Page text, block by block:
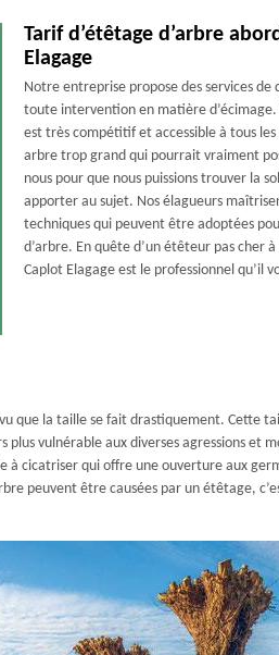
Tarif d’étêtage d’arbre
Elagage
Notre entreprise propose des services
toute intervention en matière
est très compétitif et accessible à tous les
arbre trop grand qui pourrait vraiment
nous pour que nous puissions trouver la
apporter au sujet. Nos élagueurs
techniques qui peuvent être adoptées
d’arbre. En quête d’un étêteur pas cher
Caplot Elagage est le professionnel qu’il
que la taille se fait drastiquement. Cette
vulnérable aux diverses agressions et
cicatriser qui offre une ouverture aux
peuvent être causées par un étêtage,